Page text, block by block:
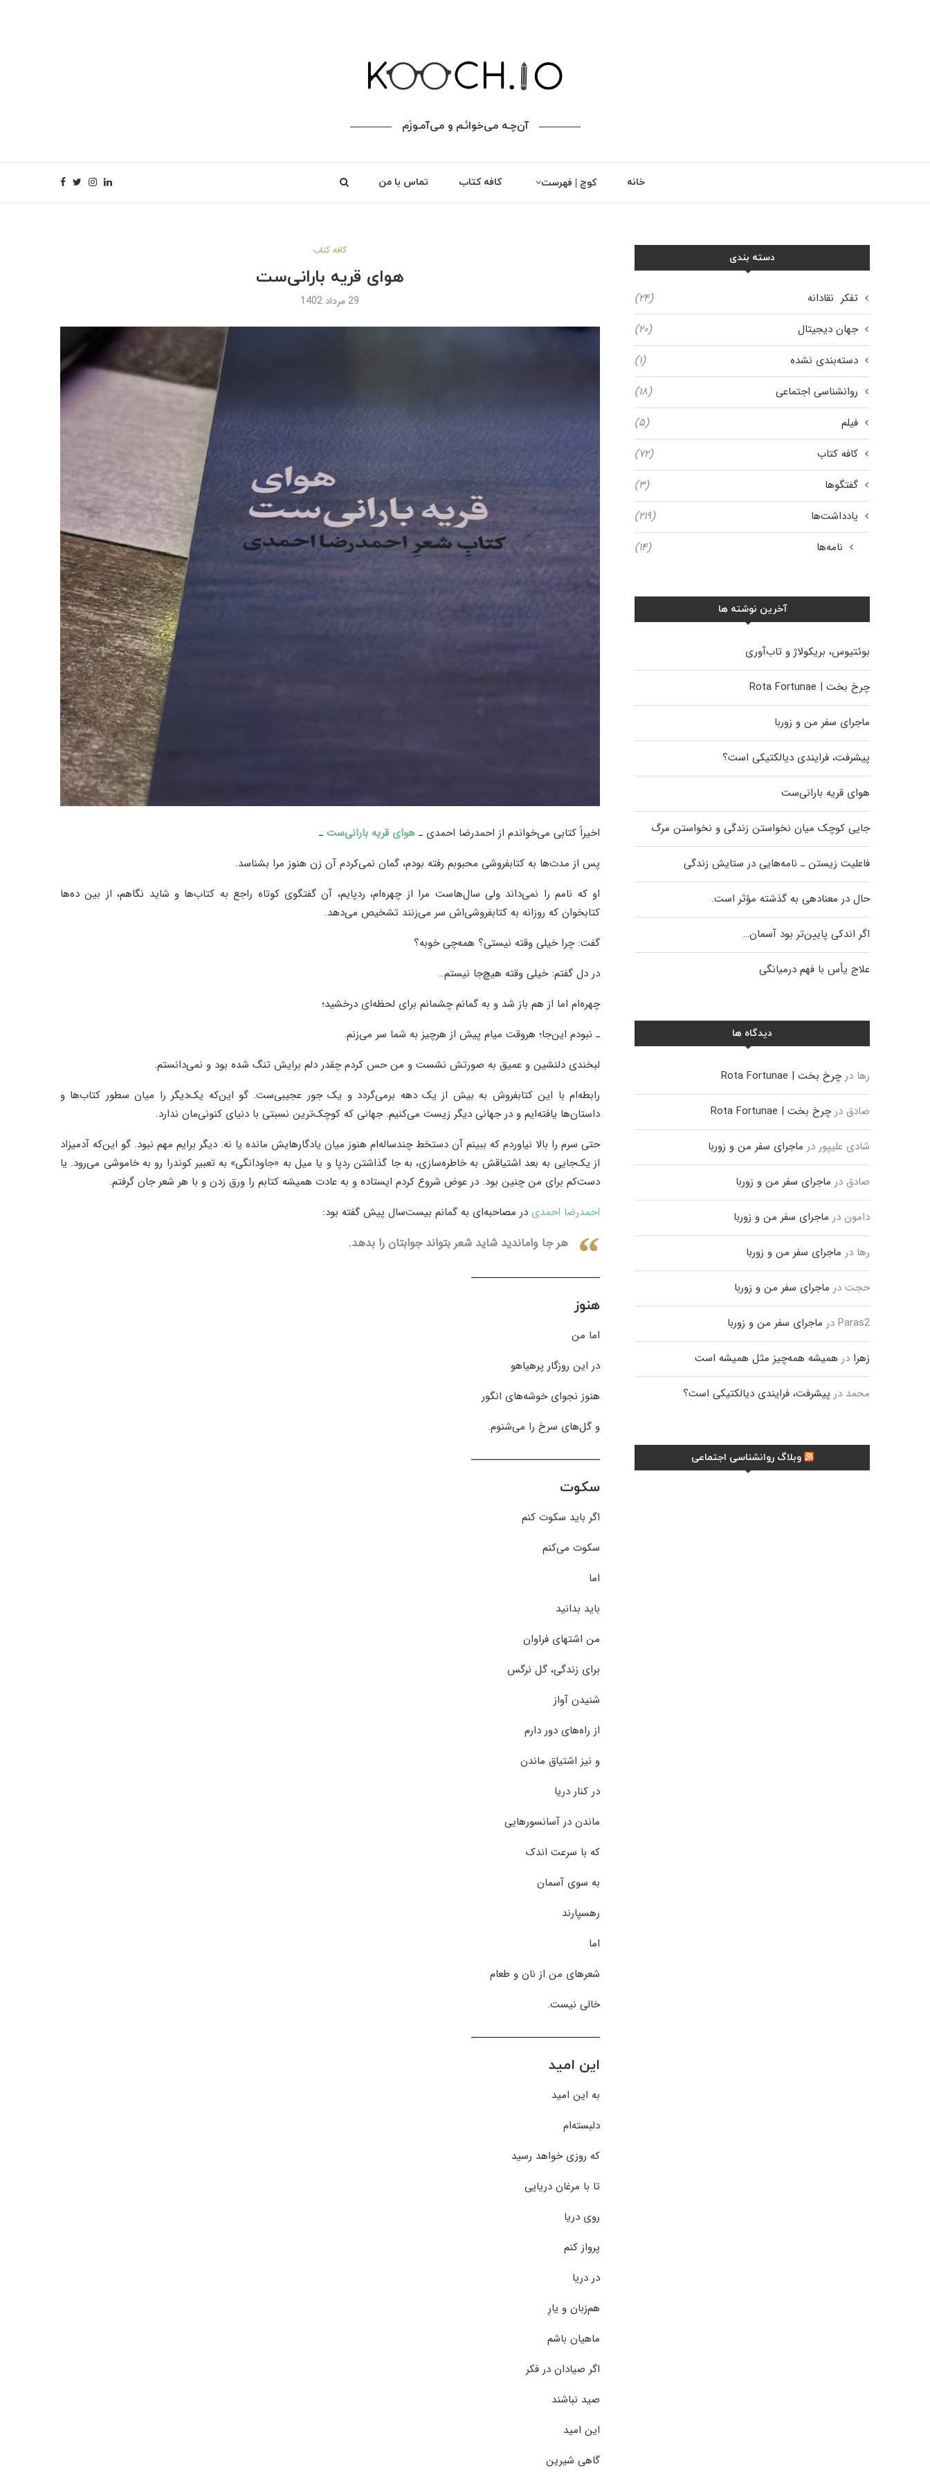
آن‌چـه می‌خوانَـم و می‌آمـوزَم
خانه کوچ | فهرست کافه کتاب تماس با من
کافه کتاب
هوای قریه بارانی‌ست
29 مرداد 1402
اخیراً کتابی می‌خواندم از احمدرضا احمدی ـهوای قریه بارانی‌ست ـ
پس از مدت‌ها به کتابفروشی محبوبم رفته بودم، گمان نمی‌کردم آن زن هنوز مرا بشناسد.
او که نامم را نمی‌داند ولی سال‌هاست مرا از چهره‌ام، ردپایم، آن گفتگوی کوتاه راجع به کتاب‌ها و شاید نگاهم، از بین ده‌ها
کتابخوان که روزانه به کتابفروشی‌اش سر می‌زنند تشخیص می‌دهد.
گفت: چرا خیلی وقته نیستی؟ همه‌چی خوبه؟
در دل گفتم: خیلی وقته هیچ‌جا نیستم..
چهره‌ام اما از هم باز شد و به گمانم چشمانم برای لحظه‌ای درخشید؛
ـ نبودم این‌جا؛ هروقت میام پیش از هرچیز به شما سر می‌زنم.
لبخندی دلنشین و عمیق به صورتش نشست و من حس کردم چقدر دلم برایش تنگ شده بود و نمی‌دانستم.
رابطه‌ام با این کتابفروش به بیش از یک دهه برمی‌گردد و یک جور عجیبی‌ست. گو این‌که یک‌دیگر را میان سطور کتاب‌ها و
داستان‌ها یافته‌ایم و در جهانی دیگر زیست می‌کنیم. جهانی که کوچک‌ترین نسبتی با دنیای کنونی‌مان ندارد.
حتی سرم را بالا نیاوردم که ببینم آن دستخط چندساله‌ام هنوز میان یادگارهایش مانده یا نه. دیگر برایم مهم نبود. گو این‌که آدمیزاد
از یک‌جایی به بعد اشتیاقش به خاطره‌سازی، به جا گذاشتن ردپا و یا میل به «جاودانگی» به تعبیر کوندرا رو به خاموشی می‌‌رود. یا
دست‌کم برای من چنین بود. در عوض شروع کردم ایستاده و به عادت همیشه کتابم را ورق زدن و با هر شعر جان ‌گرفتم.
احمدرضا احمدی در مصاحبه‌ای به گمانم بیست‌سال پیش گفته بود:
هر جا واماندید شاید شعر بتواند جوابتان را بدهد.
ـــــــــــــــــــــــــــــــ
هنوز
اما من
در این روزگار پرهیاهو
هنوز نجوای خوشه‌های انگور
و گل‌های سرخ را می‌شنوم.
ـــــــــــــــــــــــــــــــ
سکوت
اگر باید سکوت کنم
سکوت می‌کنم
اما
باید بدانید
من اشتهای فراوان
برای زندگی، گل نرگس
شنیدن آواز
از راه‌های دور دارم
و نیز اشتیاق ماندن
در کنار دریا
ماندن در آسانسورهایی
که با سرعت اندک
به سوی آسمان
رهسپارند
اما
شعرهای من از نان و طعام
خالی نیست.
ـــــــــــــــــــــــــــــــ
این امید
به این امید
دلبسته‌ام
که روزی خواهد رسید
تا با مرغان دریایی
روی دریا
پرواز کنم
در دریا
هم‌زبان و یارِ
ماهیان باشم
اگر صیادان در فکر
صید نباشند
این امید
گاهی شیرین
دسته بندی
تفکر نقادانه
(۲۴)
جهان دیجیتال
(۲۰)
دسته‌بندی نشده
(۱)
روانشناسی اجتماعی
(۱۸)
فیلم
(۵)
کافه کتاب
(۷۲)
گفتگوها
(۳)
یادداشت‌ها
(۲۱۹)
نامه‌ها
(۱۴)
آخرین نوشته ها
بوئتیوس، بریکولاژ و تاب‌آوری
چرخ بخت | Rota Fortunae
ماجرای سفر من و زوربا
پیشرفت، فرایندی دیالکتیکی است؟
هوای قریه بارانی‌ست
جایی کوچک میان نخواستن زندگی و نخواستن مرگ
فاعلیت زیستن ـ نامه‌هایی در ستایش زندگی
حال در معنادهی به گذشته مؤثر است.
اگر اندکی پایین‌تر بود آسمان…
علاج یأس با فهم درمیانگی
دیدگاه ها
رها درچرخ بخت | Rota Fortunae
صادق درچرخ بخت | Rota Fortunae
شادی علیپور در ماجرای سفر من و زوربا
صادق در ماجرای سفر من و زوربا
دامون در ماجرای سفر من و زوربا
رها در ماجرای سفر من و زوربا
حجت در ماجرای سفر من و زوربا
Paras2 در ماجرای سفر من و زوربا
زهرا در همیشه همه‌چیز مثل همیشه است
محمد در پیشرفت، فرایندی دیالکتیکی است؟
وبلاگ روانشناسی اجتماعی